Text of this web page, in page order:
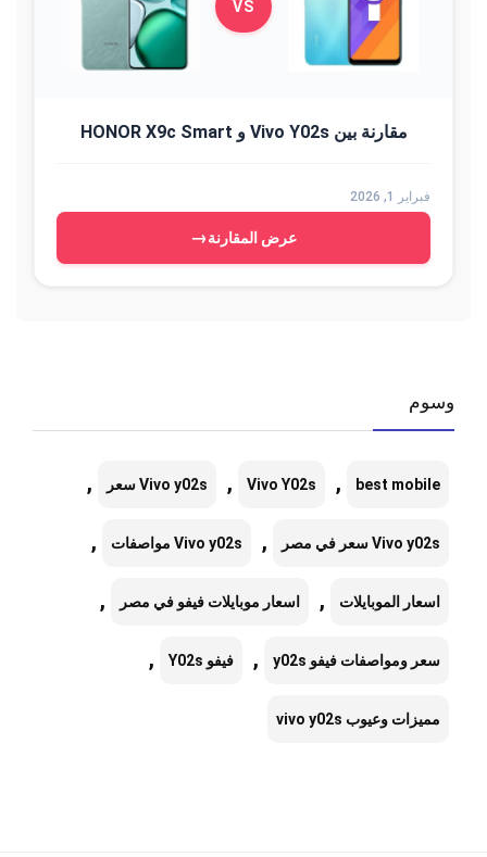
VS
مقارنة بين Vivo Y02s و HONOR X9c Smart
فبراير 1, 2026
عرض المقارنة→
وسوم
best mobile
,
Vivo Y02s
, Vivo y02s سعر ,
Vivo y02s سعر في مصر , Vivo y02s مواصفات ,
اسعار الموبايلات , اسعار موبايلات فيفو في مصر ,
سعر ومواصفات فيفو y02s , فيفو Y02s ,
مميزات وعيوب vivo y02s